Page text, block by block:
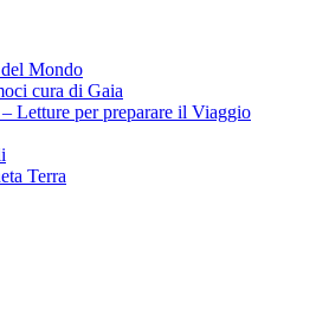
Mondo
cura di Gaia
Letture per preparare il Viaggio
Terra